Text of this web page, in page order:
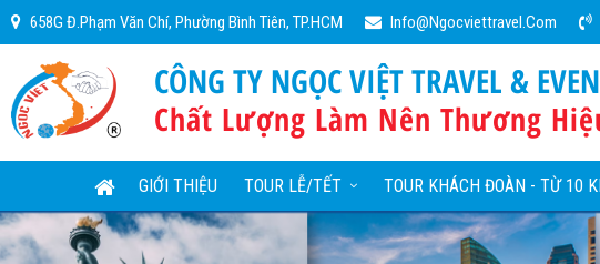
658G Đ.Phạm Văn Chí, Phường Bình Tiên, TP.HCM Info@ngocviettravel.com
CÔNG TY NGỌC VIỆT TRAVEL &
Chất Lượng Làm Nên Thương
GIỚI THIỆU TOUR LỄ/TẾT TOUR KHÁCH ĐOÀN - TỪ 10